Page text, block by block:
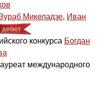
Микеладзе, Иван
дебют
конкурса Богдан
международного